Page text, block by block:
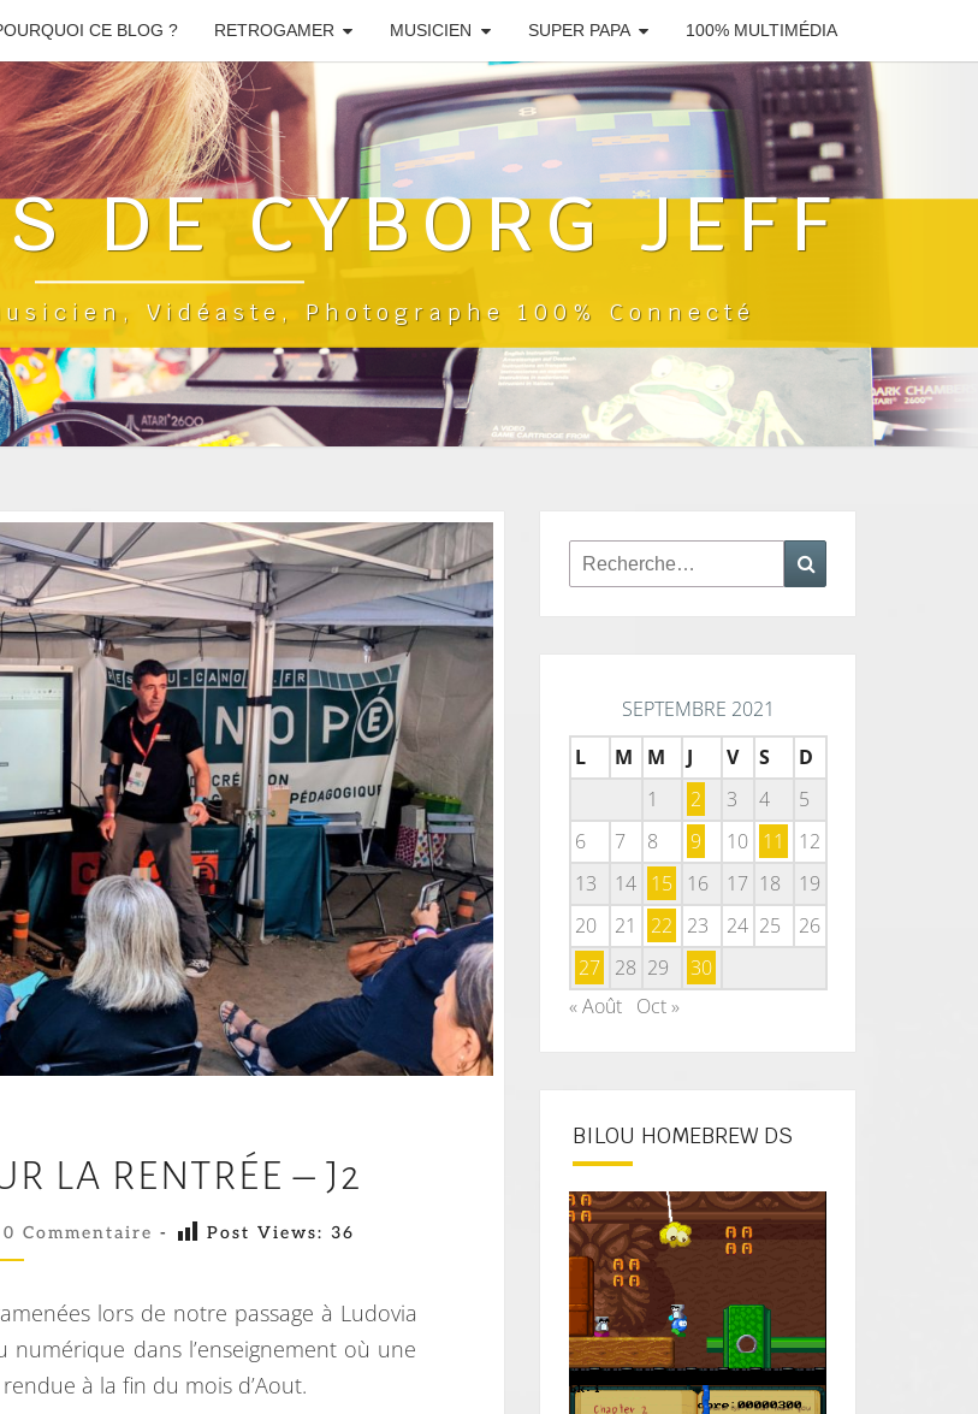
CE BLOG ? RETROGAMER MUSICIEN SUPER PAPA 100% MULTIMÉDIA
DE CYBORG JEFF
Vidéaste, Photographe 100% Connecté
LA RENTRÉE – J2
C
N
0 Commentaire - Post Views: 36
lors de notre passage à Ludovia
numérique dans l’enseignement où une
à la fin du mois d’Aout.
Rechercher :
SEPTEMBRE 2021
L
M M J V S
D
1
2 3 4
5
6
7 8 9 10 11
12
13
14 15 16 17 18
19
20
21 22 23 24 25
26
27 28 29
30
« Août
Oct »
BILOU HOMEBREW DS